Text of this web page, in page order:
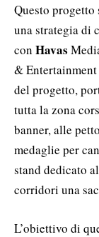
Questo
una strategia di
con Havas
&
del progetto,
tutta la zona
banner, alle
medaglie per
stand dedicato
corridori una
L’obiettivo di